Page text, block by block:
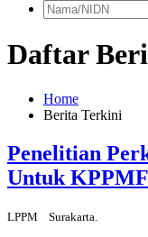
Daftar
Home
Berita Terkini
Penelitian
Untuk
LPPM Surakarta.